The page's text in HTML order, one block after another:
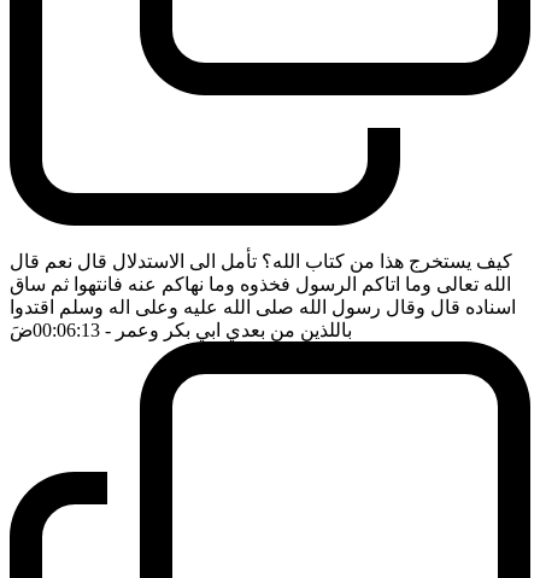
كيف يستخرج هذا من كتاب الله؟ تأمل الى الاستدلال قال نعم قال
الله تعالى وما اتاكم الرسول فخذوه وما نهاكم عنه فانتهوا ثم ساق
اسناده قال وقال رسول الله صلى الله عليه وعلى اله وسلم اقتدوا
باللذين من بعدي ابي بكر وعمر - 00:06:13 ضَ